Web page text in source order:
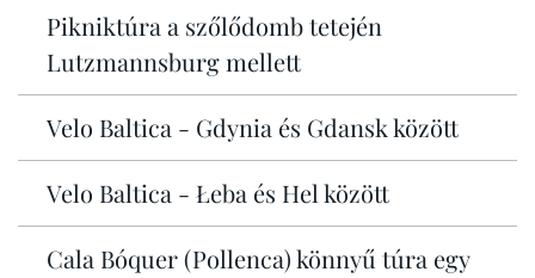
Pikniktúra a szőlődomb tetején
Lutzmannsburg mellett
Velo Baltica - Gdynia és Gdansk között
Velo Baltica - Łeba és Hel között
Cala Bóquer (Pollenca) könnyű túra egy